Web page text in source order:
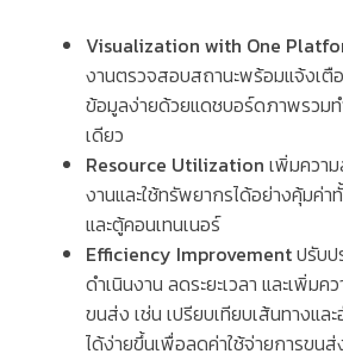
Visualization with One
งานตรวจสอบสถานะพร้อมแจ้งเ
ข้อมูลง่ายด้วยแดชบอร์ดภาพรวมท
เดียว
Resource Utilization เพิ่มควา
งานและใช้ทรัพยากรได้อย่างคุ้มค่
และตู้คอนเทนเนอร์
Efficiency Improvementปรับ
ดำเนินงาน ลดระยะเวลา และเพิ่มค
ขนส่ง เช่น เปรียบเทียบเส้นทางแล
ได้ง่ายขึ้นเพื่อลดค่าใช้จ่ายการขน